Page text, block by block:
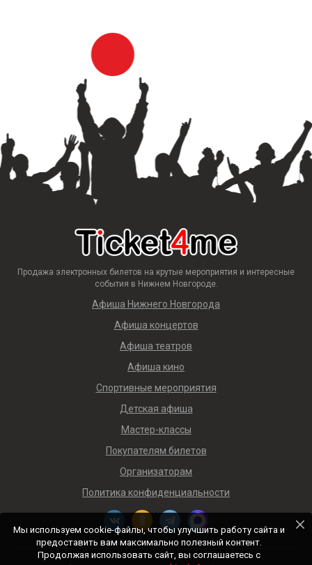
Продажа электронных билетов на крутые мероприятия и интересные
события в Нижнем Новгороде.
Афиша Нижнего Новгорода
Афиша концертов
Афиша театров
Афиша кино
Спортивные мероприятия
Детская афиша
Мастер-классы
Покупателям билетов
Организаторам
Политика конфиденциальности
Мы используем cookie-файлы, чтобы улучшить работу сайта и
предоставить вам максимально полезный контент.
Продолжая использовать сайт, вы соглашаетесь с